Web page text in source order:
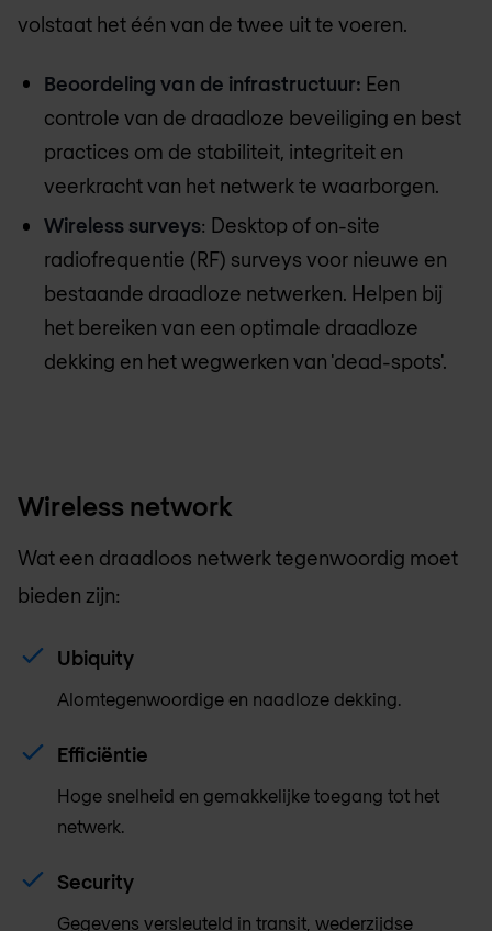
volstaat het één van de twee uit te voeren.
Beoordeling van de infrastructuur: Een
controle van de draadloze beveiliging en best
practices om de stabiliteit, integriteit en
veerkracht van het netwerk te waarborgen.
Wireless surveys: Desktop of on-site
radiofrequentie (RF) surveys voor nieuwe en
bestaande draadloze netwerken. Helpen bij
het bereiken van een optimale draadloze
dekking en het wegwerken van 'dead-spots'.
Wireless network
Wat een draadloos netwerk tegenwoordig moet
bieden zijn:
Ubiquity
Alomtegenwoordige en naadloze dekking.
Efficiëntie
Hoge snelheid en gemakkelijke toegang tot het
netwerk.
Security
Gegevens versleuteld in transit, wederzijdse